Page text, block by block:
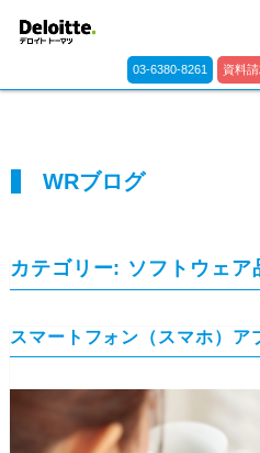
03-6380-8261 資料
WRブログ
カテゴリー: ソフトウェア
スマートフォン（スマホ）ア